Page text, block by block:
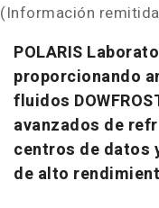
(Información
POLARIS
proporcionando
fluidos
avanzados de
centros de datos
de alto